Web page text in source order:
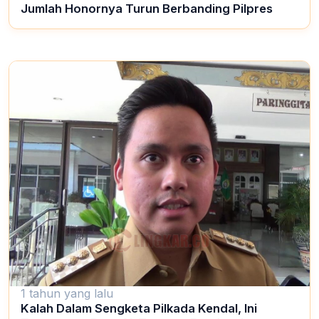
Jumlah Honornya Turun Berbanding Pilpres
1 tahun yang lalu
Kalah Dalam Sengketa Pilkada Kendal, Ini